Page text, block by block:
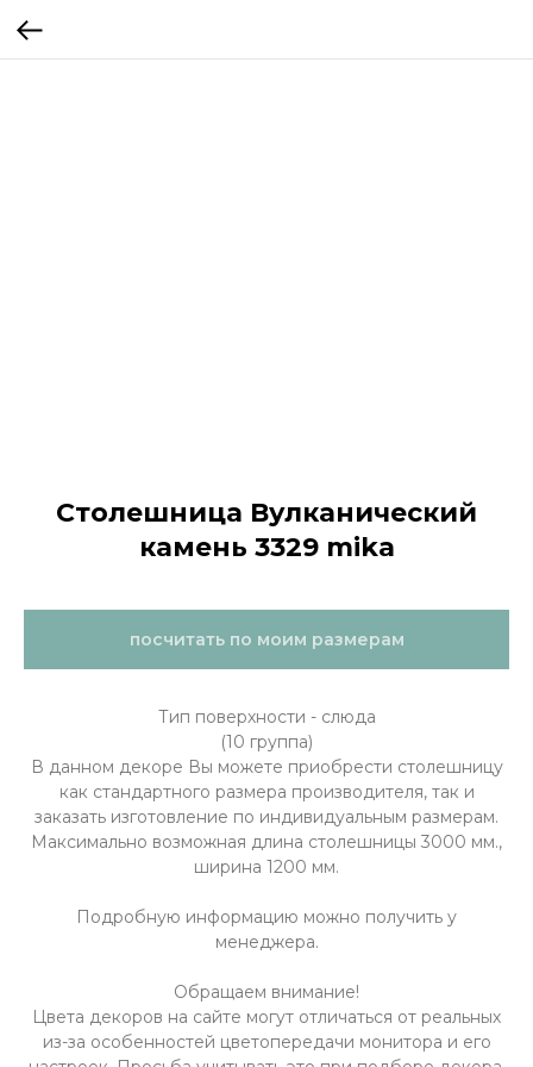
Столешница Вулканический
камень 3329 mika
посчитать по моим размерам
Тип поверхности - слюда
(10 группа)
В данном декоре Вы можете приобрести столешницу
как стандартного размера производителя, так и
заказать изготовление по индивидуальным размерам.
Максимально возможная длина столешницы 3000 мм.,
ширина 1200 мм.
Подробную информацию можно получить у
менеджера.
Обращаем внимание!
Цвета декоров на сайте могут отличаться от реальных
из-за особенностей цветопередачи монитора и его